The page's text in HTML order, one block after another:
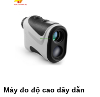
Máy đo độ cao dây dẫn